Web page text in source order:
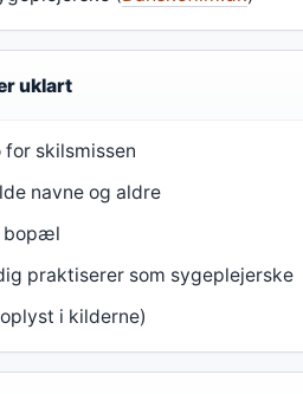
uklart
skilsmissen
navne og aldre
bopæl
praktiserer som sygeplejerske
i kilderne)